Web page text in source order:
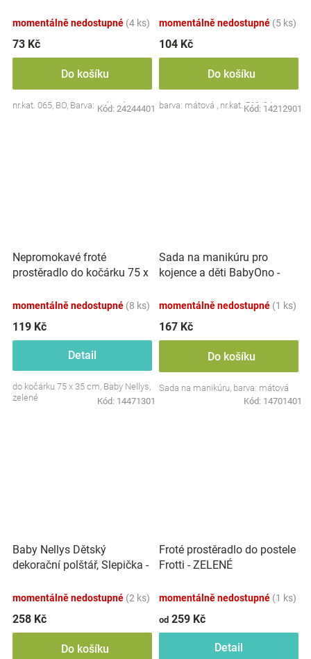
momentálně nedostupné (4 ks)
73 Kč
Do košíku
nr.kat. 065, BO, Barva: mátová
Kód: 24244401
momentálně nedostupné (5 ks)
104 Kč
Do košíku
barva: mátová , nr.kat. 569/04
Kód: 14212901
Nepromokavé froté
prostěradlo do kočárku 75 x
momentálně nedostupné (8 ks)
119 Kč
Detail
do kočárku 75 x 35 cm, Baby Nellys,
zelené
Kód: 14471301
Sada na manikúru pro
kojence a děti BabyOno -
momentálně nedostupné (1 ks)
167 Kč
Do košíku
Sada na manikúru, barva: mátová
Kód: 14701401
Baby Nellys Dětský
dekorační polštář, Slepička -
momentálně nedostupné (2 ks)
258 Kč
Do košíku
Froté prostěradlo do postele
Frotti - ZELENÉ
momentálně nedostupné (1 ks)
od 259 Kč
Detail